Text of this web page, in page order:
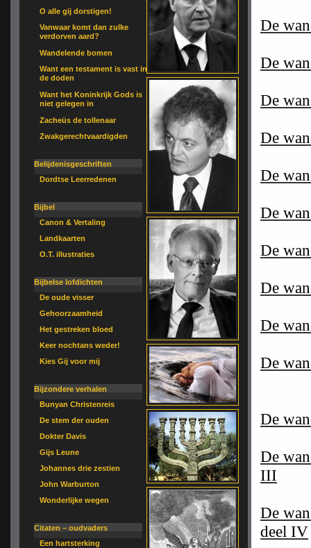
O alle gij dorstigen!
Vanwaar komt dan zulke
verdorven aard?
Wandelende bomen
Want een testament is vast in
de doden
Want het Koninkrijk Gods is
niet gelegen in
Zacheüs de tollenaar
Zwakgerechtvaardigden
Belijdenisgeschriften
Dordtse Leerredenen
Bijbel
Canon & Vertaling
Landkaarten
O.T. illustraties
Bijbelse lofdichten
De oude visser
Gehoorzaamheid
Het gestreken bloed
Keer nochtans weder!
Kies Gij voor mij
Bijzondere verhalen
Bunyan Christenreis
De stem der ouden
Dokter Davis
Gijs Leune
Johannes drie zestien
John Warburton
Wonderlijke wegen
Citaten – oudvaders
Een hartsterking
De
De
De
De
De
De
De
De
De
De
De
De
III
De
deel IV